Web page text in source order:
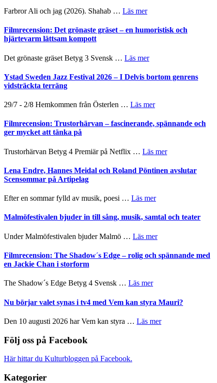
to
–
Fox
Mulder
Dana
Scully
19
titlar
filmprogram
Farbror Ali och jag (2026). Shahab … Läs merom
Shahab
Kulturs
Filmrecension: Det grönaste gräset – en humoristisk och
hjärtevarm lättsam kompott
Det grönaste gräset Betyg 3 Svensk … Läs merom
Det
grönaste
en
och
kompott
Ystad Sweden Jazz Festival 2026 – I Delvis bortom genrens
vidsträckta terräng
29/7 - 2/8 Hemkommen från Österlen … Läs merom
Sweden
Jazz
–
Delvis
vidsträckta
Filmrecension: Trustorhärvan – fascinerande, spännande och
ger mycket att tänka på
Trustorhärvan Betyg 4 Premiär på Netflix … Läs merom
Trustorhärvan
mycket
Lena Endre, Hannes Meidal och Roland Pöntinen avslutar
Scensommar på Artipelag
Efter en sommar fylld av musik, poesi … Läs merom
Endre,
och
Pöntinen
Malmöfestivalen bjuder in till sång, musik, samtal och teater
Under Malmöfestivalen bjuder Malmö … Läs merom
bjuder
in
och
Filmrecension: The Shadow´s Edge – rolig och spännande med
en Jackie Chan i storform
The Shadow´s Edge Betyg 4 Svensk … Läs merom
The
Shadow
Edge
Nu börjar valet synas i tv4 med Vem kan styra Mauri?
Den 10 augusti 2026 har Vem kan styra … Läs merom
Följ oss på Facebook
Här hittar du Kulturbloggen på Facebook.
Kategorier